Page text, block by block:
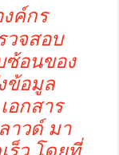
งค์กร
วจสอบ
ซ้อนของ
ข้อมูล
อกสาร
าวด์ มา
ร็ว โดยที่